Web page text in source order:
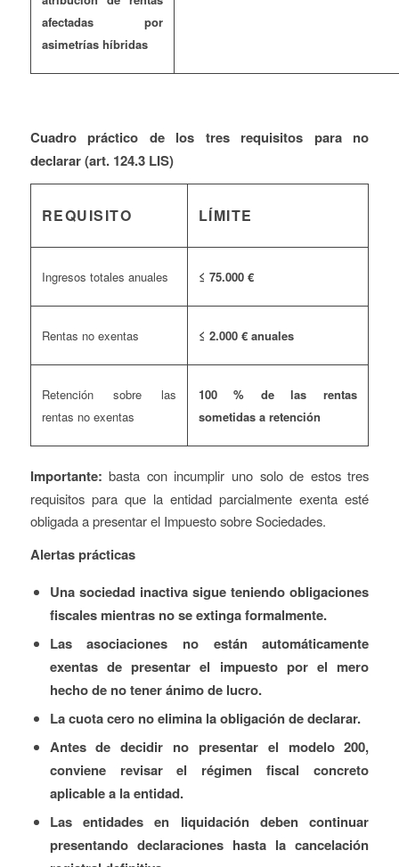
afectadas por
asimetrías híbridas
Cuadro práctico de los tres requisitos para no
declarar (art. 124.3 LIS)
REQUISITO LÍMITE
Ingresos totales anuales ≤ 75.000 €
Rentas no exentas ≤ 2.000 € anuales
Retención sobre las
rentas no exentas
100 % de las rentas
sometidas a retención
Importante: basta con incumplir uno solo de estos tres
requisitos para que la entidad parcialmente exenta esté
obligada a presentar el Impuesto sobre Sociedades.
Alertas prácticas
Una sociedad inactiva sigue teniendo obligaciones
fiscales mientras no se extinga formalmente.
Las asociaciones no están automáticamente
exentas de presentar el impuesto por el mero
hecho de no tener ánimo de lucro.
La cuota cero no elimina la obligación de declarar.
Antes de decidir no presentar el modelo 200,
conviene revisar el régimen fiscal concreto
aplicable a la entidad.
Las entidades en liquidación deben continuar
presentando declaraciones hasta la cancelación